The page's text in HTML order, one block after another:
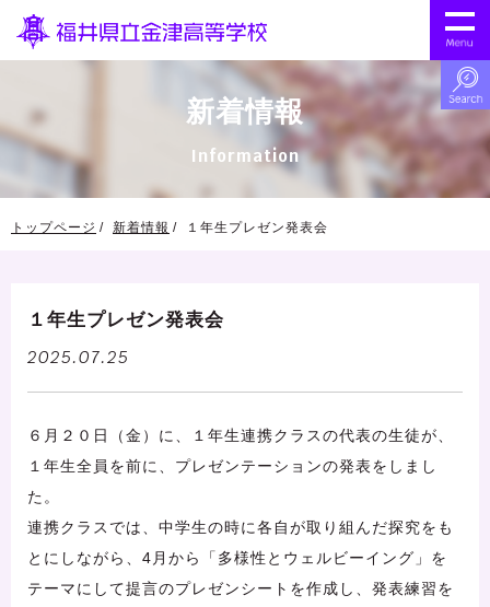
新着情報
Information
トップページ 新着情報 １年生プレゼン発表会
１年生プレゼン発表会
2025.07.25
６月２０日（金）に、１年生連携クラスの代表の生徒が、
１年生全員を前に、プレゼンテーションの発表をしまし
た。
連携クラスでは、中学生の時に各自が取り組んだ探究をも
とにしながら、4月から「多様性とウェルビーイング」を
テーマにして提言のプレゼンシートを作成し、発表練習を